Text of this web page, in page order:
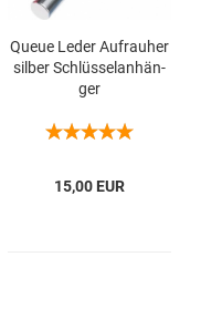
Queue Leder Auf­rau­her
sil­ber Schlüs­sel­an­hän­
ger
15,00 EUR